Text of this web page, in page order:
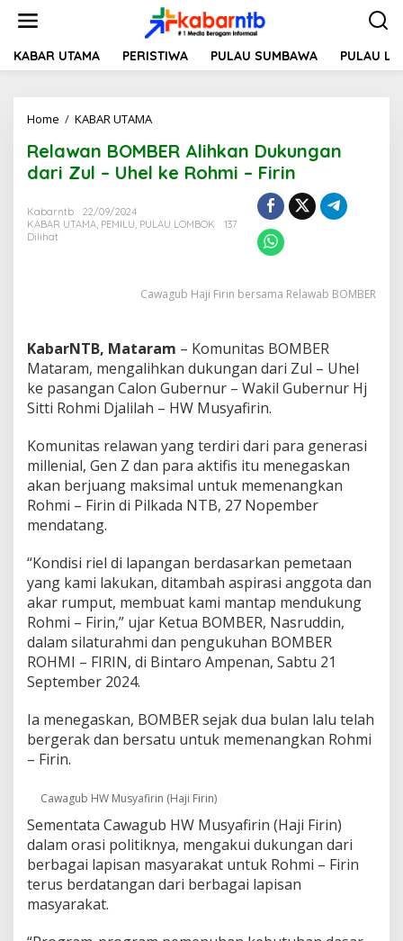
t
KABAR UTAMA PERISTIWA PULAU SUMBAWA PULAU
Home / KABAR UTAMA
l
w
B
E
l
i
h
k
a
D
u
k
u
n
n
d
a
r
i
Z
u
l
h
e
R
o
h
m
i
-
Relawan BOMBER Alihkan Dukungan
dari Zul – Uhel ke Rohmi – Firin
Kabarntb
22/09/2024
KABAR UTAMA, PEMILU, PULAU LOMBOK
137
Dilihat
Cawagub Haji Firin bersama Relawab BOMBER
KabarNTB, Mataram – Komunitas BOMBER
Mataram, mengalihkan dukungan dari Zul – Uhel
ke pasangan Calon Gubernur – Wakil Gubernur Hj
Sitti Rohmi Djalilah – HW Musyafirin.
Komunitas relawan yang terdiri dari para generasi
millenial, Gen Z dan para aktifis itu menegaskan
akan berjuang maksimal untuk memenangkan
Rohmi – Firin di Pilkada NTB, 27 Nopember
mendatang.
“Kondisi riel di lapangan berdasarkan pemetaan
yang kami lakukan, ditambah aspirasi anggota dan
akar rumput, membuat kami mantap mendukung
Rohmi – Firin,” ujar Ketua BOMBER, Nasruddin,
dalam silaturahmi dan pengukuhan BOMBER
ROHMI – FIRIN, di Bintaro Ampenan, Sabtu 21
September 2024.
Ia menegaskan, BOMBER sejak dua bulan lalu telah
bergerak dan bersatu untuk memenangkan Rohmi
– Firin.
Cawagub HW Musyafirin (Haji Firin)
Sementata Cawagub HW Musyafirin (Haji Firin)
dalam orasi politiknya, mengakui dukungan dari
berbagai lapisan masyarakat untuk Rohmi – Firin
terus berdatangan dari berbagai lapisan
masyarakat.